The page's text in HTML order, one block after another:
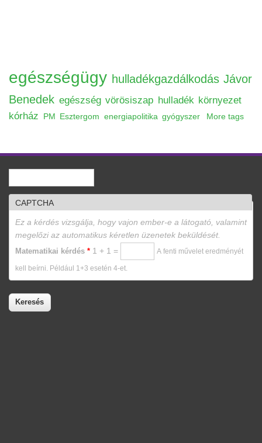
egészségügy hulladékgazdálkodás Jávor
Benedek egészség vörösiszap hulladék környezet
kórház
PM Esztergom energiapolitika gyógyszer More tags
CAPTCHA
Ez a kérdés vizsgálja, hogy vajon ember-e a látogató, valamint
megelőzi az automatikus kéretlen üzenetek beküldését.
Matematikai kérdés * 1 + 1 = A fenti művelet eredményét
kell beírni. Például 1+3 esetén 4-et.